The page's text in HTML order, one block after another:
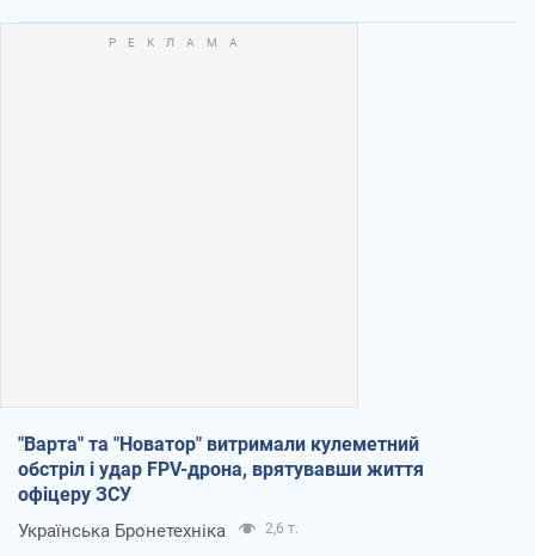
"Варта" та "Новатор" витримали кулеметний
обстріл і удар FPV-дрона, врятувавши життя
офіцеру ЗСУ
Українська Бронетехніка 2,6 т.